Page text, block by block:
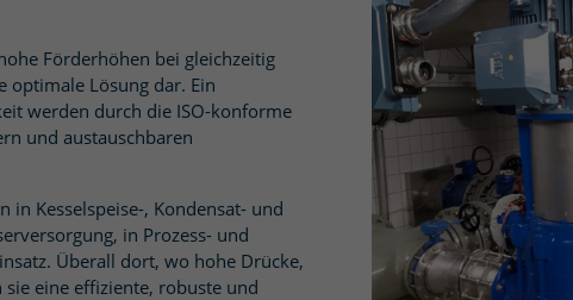
Förderhöhen bei gleichzeitig
optimale Lösung dar. Ein
werden durch die ISO-konforme
und austauschbaren
Kesselspeise-, Kondensat- und
in Prozess- und
Überall dort, wo hohe Drücke,
eine effiziente, robuste und